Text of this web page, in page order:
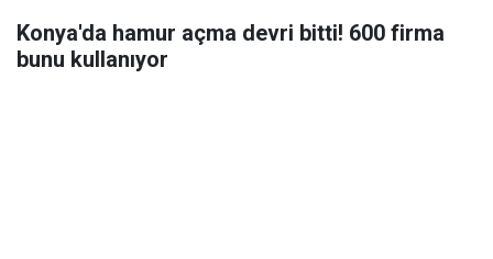
Konya'da hamur açma devri bitti! 600 firma
bunu kullanıyor